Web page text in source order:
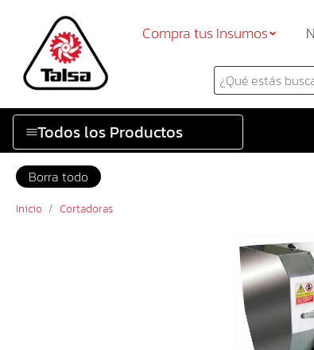
Compra tus Insumos
Todos los Productos
Borra todo
Inicio / Cortadoras